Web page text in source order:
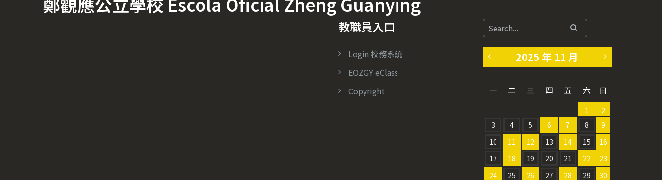
教職員入口
Login 校務系統
EOZGY eClass
Copyright
2025 年 11 月
一 二 三 四 五 六 日
2
月
»
1
2
3
4 5 6 7 8
9
10
11 12 13 14 15
16
17
18 19 20 21 22
23
24
25 26 27 28 29 30